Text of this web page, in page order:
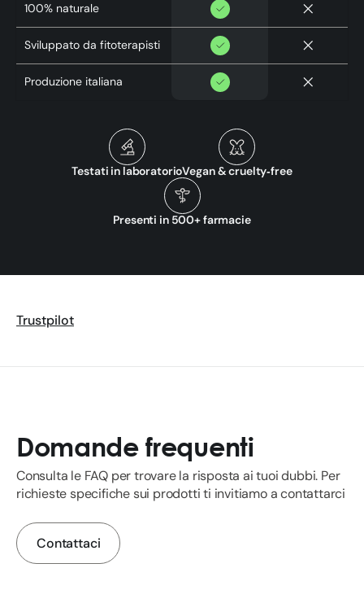
100% naturale
Sviluppato da fitoterapisti
Produzione italiana
Testati in laboratorioVegan & cruelty‑free
Presenti in 500+ farmacie
Trustpilot
Domande frequenti
Consulta le FAQ per trovare la risposta ai tuoi dubbi. Per
richieste specifiche sui prodotti ti invitiamo a contattarci
Contattaci